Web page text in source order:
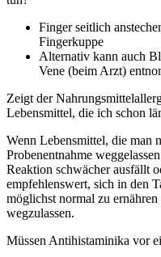
Finger seitlich
Fingerkuppe
Alternativ kann auch
Vene (beim Arzt)
Zeigt der
Lebensmittel, die ich schon
Wenn Lebensmittel, die man
Probenentnahme
Reaktion schwächer ausfällt
empfehlenswert, sich in den
möglichst normal zu
wegzulassen.
Müssen Antihistaminika vor